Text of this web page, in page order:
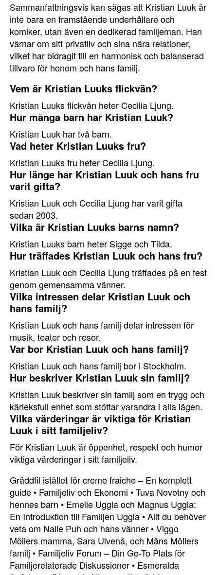
Sammanfattningsvis kan sägas att Kristian Luuk är
inte bara en framstående underhållare och
komiker, utan även en dedikerad familjeman. Han
värnar om sitt privatliv och sina nära relationer,
vilket har bidragit till en harmonisk och balanserad
tillvaro för honom och hans familj.
Vem är Kristian Luuks flickvän?
Kristian Luuks flickvän heter Cecilia Ljung.
Hur många barn har Kristian Luuk?
Kristian Luuk har två barn.
Vad heter Kristian Luuks fru?
Kristian Luuks fru heter Cecilia Ljung.
Hur länge har Kristian Luuk och hans fru
varit gifta?
Kristian Luuk och Cecilia Ljung har varit gifta
sedan 2003.
Vilka är Kristian Luuks barns namn?
Kristian Luuks barn heter Sigge och Tilda.
Hur träffades Kristian Luuk och hans fru?
Kristian Luuk och Cecilia Ljung träffades på en fest
genom gemensamma vänner.
Vilka intressen delar Kristian Luuk och
hans familj?
Kristian Luuk och hans familj delar intressen för
musik, teater och resor.
Var bor Kristian Luuk och hans familj?
Kristian Luuk och hans familj bor i Stockholm.
Hur beskriver Kristian Luuk sin familj?
Kristian Luuk beskriver sin familj som en trygg och
kärleksfull enhet som stöttar varandra i alla lägen.
Vilka värderingar är viktiga för Kristian
Luuk i sitt familjeliv?
För Kristian Luuk är öppenhet, respekt och humor
viktiga värderingar i sitt familjeliv.
Gräddfil istället för creme fraiche – En komplett
guide • Familjeliv och Ekonomi •Tuva Novotny och
hennes barn • Emelie Uggla och Magnus Uggla:
En Introduktion till Familjen Uggla •Allt du behöver
veta om Nalle Puh och hans vänner •Viggo
Möllers mamma, Sara Ulvenå, och Måns Möllers
familj • Familjeliv Forum – Din Go-To Plats för
Familjerelaterade Diskussioner • Esmeralda